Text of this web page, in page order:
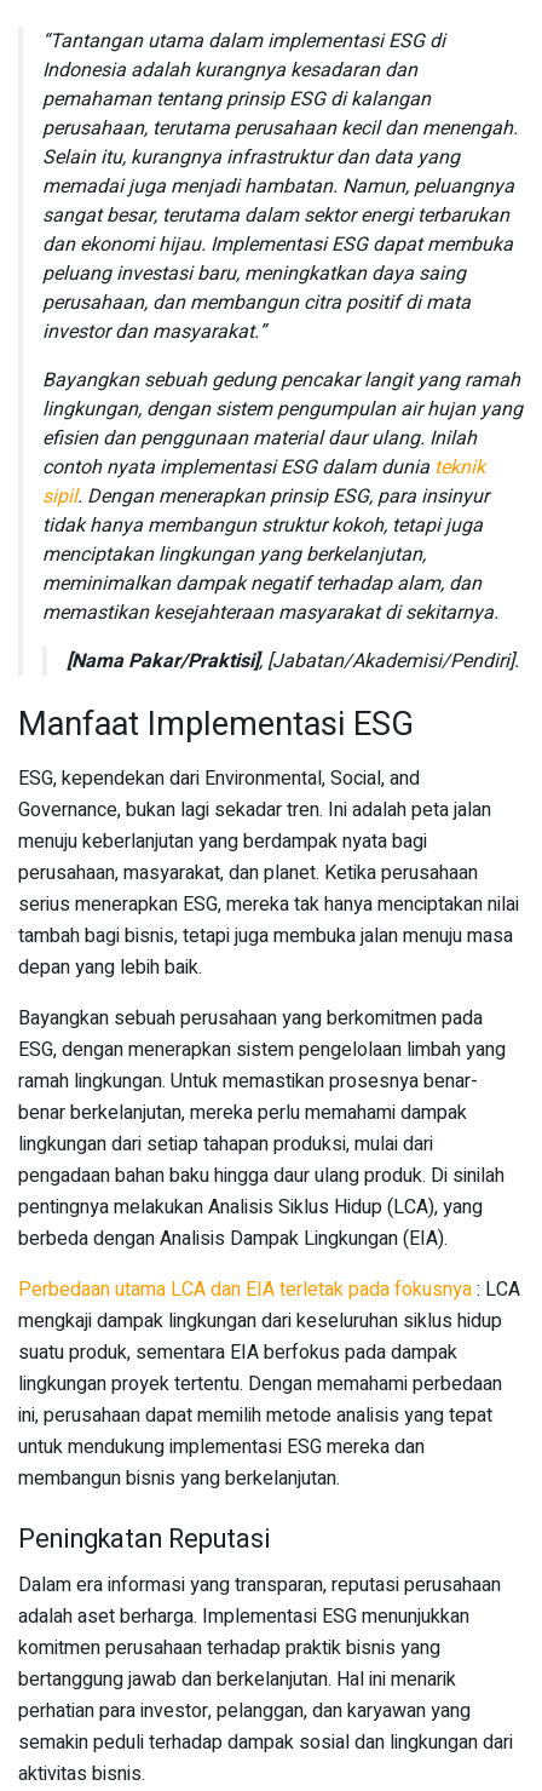
“Tantangan utama dalam implementasi ESG di
Indonesia adalah kurangnya kesadaran dan
pemahaman tentang prinsip ESG di kalangan
perusahaan, terutama perusahaan kecil dan menengah.
Selain itu, kurangnya infrastruktur dan data yang
memadai juga menjadi hambatan. Namun, peluangnya
sangat besar, terutama dalam sektor energi terbarukan
dan ekonomi hijau. Implementasi ESG dapat membuka
peluang investasi baru, meningkatkan daya saing
perusahaan, dan membangun citra positif di mata
investor dan masyarakat.”
Bayangkan sebuah gedung pencakar langit yang ramah
lingkungan, dengan sistem pengumpulan air hujan yang
efisien dan penggunaan material daur ulang. Inilah
contoh nyata implementasi ESG dalam dunia teknik
sipil. Dengan menerapkan prinsip ESG, para insinyur
tidak hanya membangun struktur kokoh, tetapi juga
menciptakan lingkungan yang berkelanjutan,
meminimalkan dampak negatif terhadap alam, dan
memastikan kesejahteraan masyarakat di sekitarnya.
[Nama Pakar/Praktisi], [Jabatan/Akademisi/Pendiri].
Manfaat Implementasi ESG
ESG, kependekan dari Environmental, Social, and
Governance, bukan lagi sekadar tren. Ini adalah peta jalan
menuju keberlanjutan yang berdampak nyata bagi
perusahaan, masyarakat, dan planet. Ketika perusahaan
serius menerapkan ESG, mereka tak hanya menciptakan nilai
tambah bagi bisnis, tetapi juga membuka jalan menuju masa
depan yang lebih baik.
Bayangkan sebuah perusahaan yang berkomitmen pada
ESG, dengan menerapkan sistem pengelolaan limbah yang
ramah lingkungan. Untuk memastikan prosesnya benar-
benar berkelanjutan, mereka perlu memahami dampak
lingkungan dari setiap tahapan produksi, mulai dari
pengadaan bahan baku hingga daur ulang produk. Di sinilah
pentingnya melakukan Analisis Siklus Hidup (LCA), yang
berbeda dengan Analisis Dampak Lingkungan (EIA).
Perbedaan utama LCA dan EIA terletak pada fokusnya: LCA
mengkaji dampak lingkungan dari keseluruhan siklus hidup
suatu produk, sementara EIA berfokus pada dampak
lingkungan proyek tertentu. Dengan memahami perbedaan
ini, perusahaan dapat memilih metode analisis yang tepat
untuk mendukung implementasi ESG mereka dan
membangun bisnis yang berkelanjutan.
Peningkatan Reputasi
Dalam era informasi yang transparan, reputasi perusahaan
adalah aset berharga. Implementasi ESG menunjukkan
komitmen perusahaan terhadap praktik bisnis yang
bertanggung jawab dan berkelanjutan. Hal ini menarik
perhatian para investor, pelanggan, dan karyawan yang
semakin peduli terhadap dampak sosial dan lingkungan dari
aktivitas bisnis.